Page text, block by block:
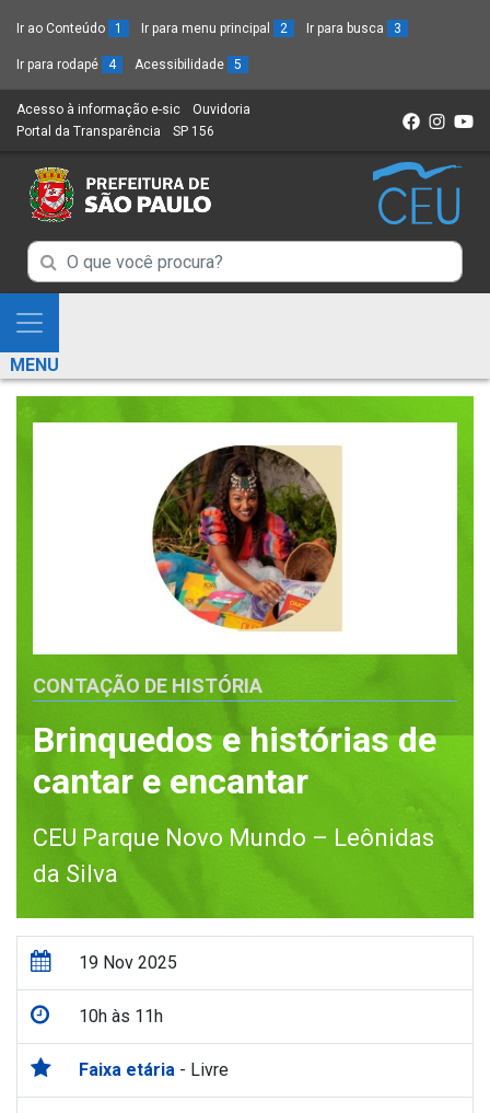
Ir ao Conteúdo 1 Ir para menu principal 2 Ir para busca 3
Ir para rodapé 4 Acessibilidade 5
Acesso à informação e-sic (Link
para
novo
sítio)
Ouvidoria
Portal da Transparência (Link
um
novo
SP 156
Campo
de
Busca
de
informações
Campo
de
de
informações
Mostra
e
Esconde
Menu
MENU
CONTAÇÃO DE HISTÓRIA
Brinquedos e histórias de
cantar e encantar
CEU Parque Novo Mundo – Leônidas
da Silva
19 Nov 2025
10h às 11h
Faixa etária - Livre